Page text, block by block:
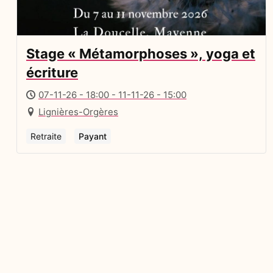
Stage « Métamorphoses », yoga et
écriture
07-11-26 - 18:00 - 11-11-26 - 15:00
Lignières-Orgères
Retraite Payant